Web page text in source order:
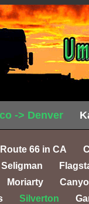
-> Denver
Route 66 in CA
Seligman
Moriarty
Silverton